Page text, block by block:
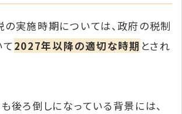
実施時期については、政府の税制
2027年以降の適切な時期 とされ
後ろ倒しになっている背景には、